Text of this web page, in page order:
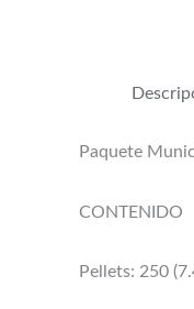
Paquete
CONTENIDO
Pellets: 250